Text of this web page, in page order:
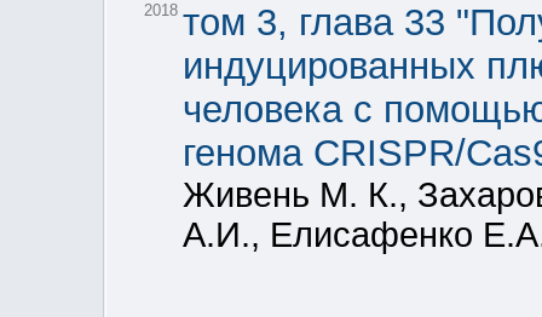
2018 том 3, глава 33
индуцированных
человека с
генома CRISPR/
Живень М. К.,
А.И., Елисафенко